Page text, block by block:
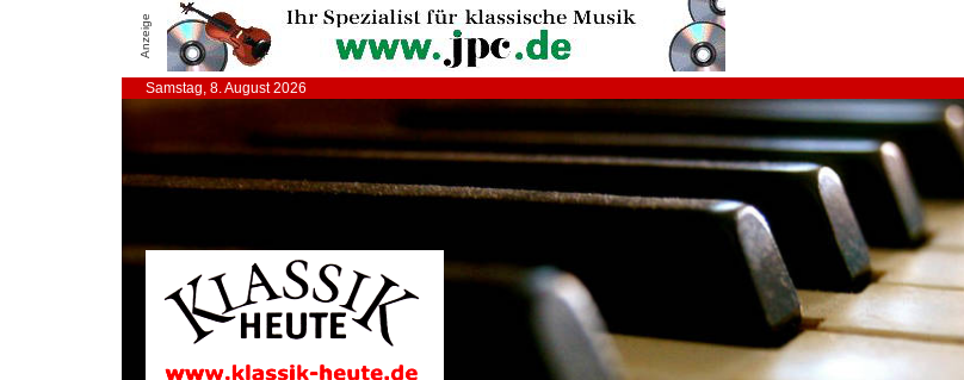
Anzeige
Samstag, 8. August 2026